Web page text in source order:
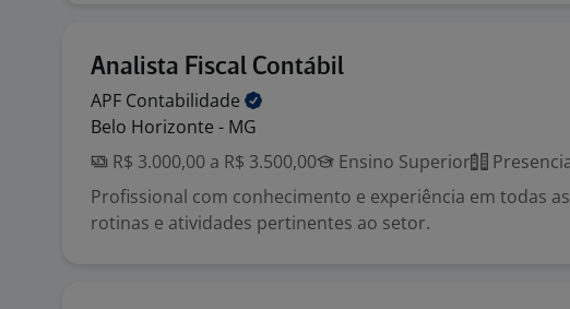
Analista Fiscal Contábil
APF Contabilidade
Belo Horizonte - MG
R$ 3.000,00 a R$ 3.500,00
Ensino Superior
Profissional com conhecimento e experiência em todas as
rotinas e atividades pertinentes ao setor.